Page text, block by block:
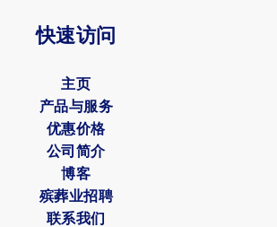
快速访问
主页
产品与服务
优惠价格
公司简介
博客
殡葬业招聘
联系我们